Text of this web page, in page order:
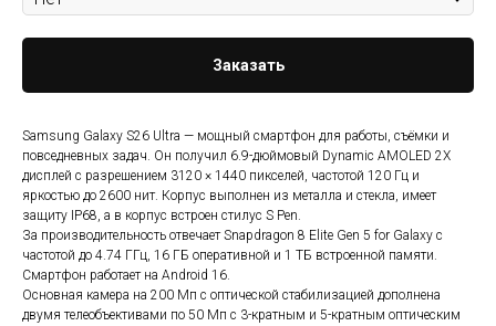
Заказать
Samsung Galaxy S26 Ultra — мощный смартфон для работы, съёмки и
повседневных задач. Он получил 6.9-дюймовый Dynamic AMOLED 2X
дисплей с разрешением 3120 × 1440 пикселей, частотой 120 Гц и
яркостью до 2600 нит. Корпус выполнен из металла и стекла, имеет
защиту IP68, а в корпус встроен стилус S Pen.
За производительность отвечает Snapdragon 8 Elite Gen 5 for Galaxy с
частотой до 4.74 ГГц, 16 ГБ оперативной и 1 ТБ встроенной памяти.
Смартфон работает на Android 16.
Основная камера на 200 Мп с оптической стабилизацией дополнена
двумя телеобъективами по 50 Мп с 3-кратным и 5-кратным оптическим